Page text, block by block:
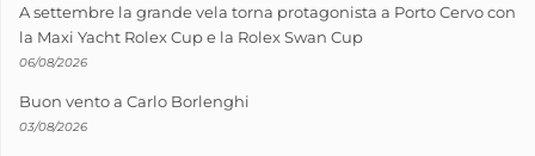
A settembre la grande vela torna protagonista a Porto Cervo con
la Maxi Yacht Rolex Cup e la Rolex Swan Cup
06/08/2026
Buon vento a Carlo Borlenghi
03/08/2026